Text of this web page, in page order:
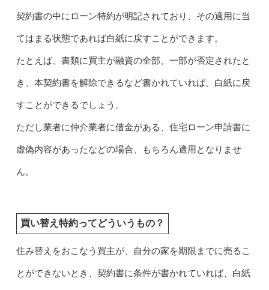
契約書の中にローン特約が明記されており、その適用に当
てはまる状態であれば白紙に戻すことができます。
たとえば、書類に買主が融資の全部、一部が否定されたと
き、本契約書を解除できるなど書かれていれば、白紙に戻
すことができるでしょう。
ただし業者に仲介業者に借金がある、住宅ローン申請書に
虚偽内容があったなどの場合、もちろん適用となりませ
ん。
買い替え特約ってどういうもの？
住み替えをおこなう買主が、自分の家を期限までに売るこ
とができないとき、契約書に条件が書かれていれば、白紙